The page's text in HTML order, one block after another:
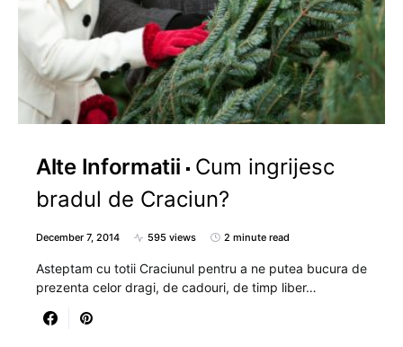
Alte Informatii
Cum ingrijesc
bradul de Craciun?
December 7, 2014 595 views 2 minute read
Asteptam cu totii Craciunul pentru a ne putea bucura de
prezenta celor dragi, de cadouri, de timp liber…